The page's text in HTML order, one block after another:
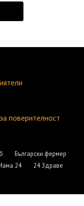
поверителност
Български фермер
24
24 Здраве